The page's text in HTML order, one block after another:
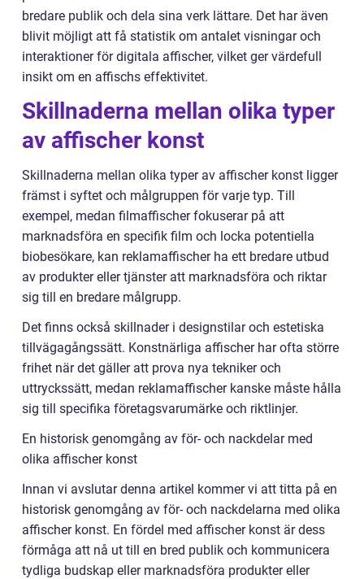
bredare publik och dela sina verk lättare. Det har även
blivit möjligt att få statistik om antalet visningar och
interaktioner för digitala affischer, vilket ger värdefull
insikt om en affischs effektivitet.
Skillnaderna mellan olika typer
av affischer konst
Skillnaderna mellan olika typer av affischer konst ligger
främst i syftet och målgruppen för varje typ. Till
exempel, medan filmaffischer fokuserar på att
marknadsföra en specifik film och locka potentiella
biobesökare, kan reklamaffischer ha ett bredare utbud
av produkter eller tjänster att marknadsföra och riktar
sig till en bredare målgrupp.
Det finns också skillnader i designstilar och estetiska
tillvägagångssätt. Konstnärliga affischer har ofta större
frihet när det gäller att prova nya tekniker och
uttryckssätt, medan reklamaffischer kanske måste hålla
sig till specifika företagsvarumärke och riktlinjer.
En historisk genomgång av för- och nackdelar med
olika affischer konst
Innan vi avslutar denna artikel kommer vi att titta på en
historisk genomgång av för- och nackdelarna med olika
affischer konst. En fördel med affischer konst är dess
förmåga att nå ut till en bred publik och kommunicera
tydliga budskap eller marknadsföra produkter eller